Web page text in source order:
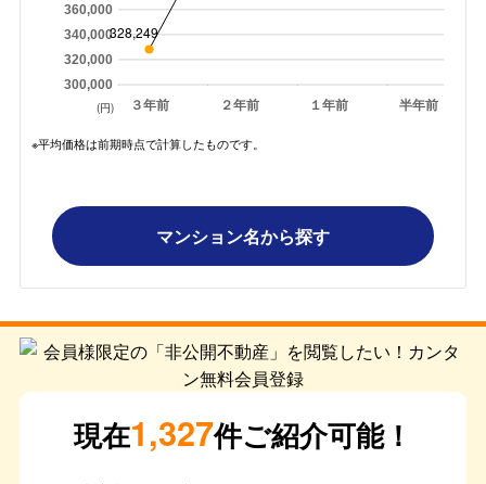
３年前 ２年前 １年前 半年前
300,000
320,000
340,000
360,000
328,249
(円)
※平均価格は前期時点で計算したものです。
マンション名から探す
現在1,327件ご紹介可能！